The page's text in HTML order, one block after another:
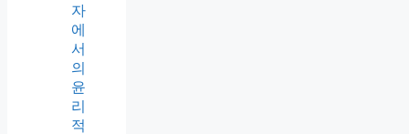
자
에
서
의
윤
리
적